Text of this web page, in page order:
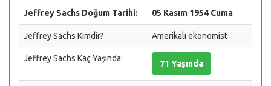
Jeffrey Sachs Doğum Tarihi: 05 Kasım 1954 Cuma
Jeffrey Sachs Kimdir? Amerikalı ekonomist
Jeffrey Sachs Kaç Yaşında:
71 Yaşında